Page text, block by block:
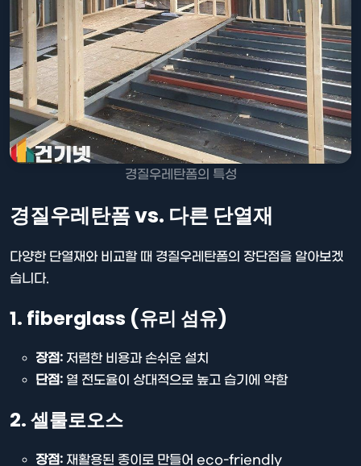
경질우레탄폼의 특성
경질우레탄폼 vs. 다른 단열재
다양한 단열재와 비교할 때 경질우레탄폼의 장단점을 알아보겠
습니다.
1. fiberglass (유리 섬유)
장점: 저렴한 비용과 손쉬운 설치
단점: 열 전도율이 상대적으로 높고 습기에 약함
2. 셀룰로오스
장점: 재활용된 종이로 만들어 eco-friendly